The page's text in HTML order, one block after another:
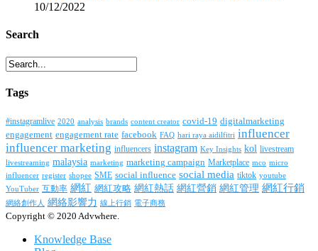
10/12/2022
Search
Tags
#instagramlive 2020 analysis brands content creator covid-19 digitalmarketing
engagement engagement rate facebook FAQ hari raya aidilfitri influencer
influencer marketing influencers instagram Key Insights kol livestream
livestreaming malaysia marketing marketing campaign Marketplace mco micro
influencer register shopee SME social influence social media tiktok youtube
YouTuber 互動率 網紅 網紅攻略 網紅熱話 網紅營銷 網紅管理 網紅行銷
網絡創作人 網絡影響力 線上行銷 電子商務
Copyright © 2020 Advwhere.
Knowledge Base